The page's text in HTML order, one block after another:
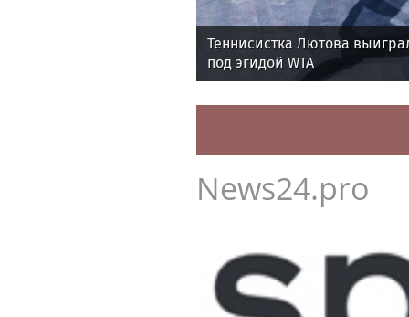
Теннисистка Лютова
под эгидой WTA
News24.pro